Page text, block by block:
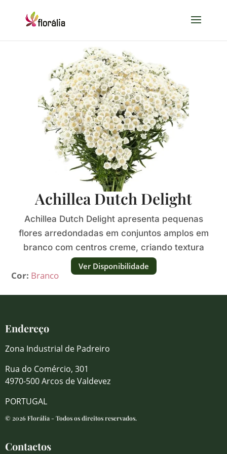
Achillea Dutch Delight
Achillea Dutch Delight apresenta pequenas
flores arredondadas em conjuntos amplos em
branco com centros creme, criando textura
fresca e delicada.
Cor: Branco
Ver Disponibilidade
Endereço
Zona Industrial de Padreiro
Rua do Comércio, 301
4970-500 Arcos de Valdevez
PORTUGAL
© 2026 Florália - Todos os direitos reservados.
Contactos